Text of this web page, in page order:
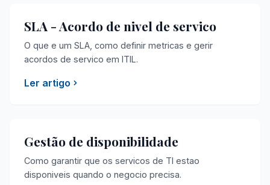
SLA - Acordo de nivel de servico
O que e um SLA, como definir metricas e gerir
acordos de servico em ITIL.
Ler artigo
Gestão de disponibilidade
Como garantir que os servicos de TI estao
disponiveis quando o negocio precisa.